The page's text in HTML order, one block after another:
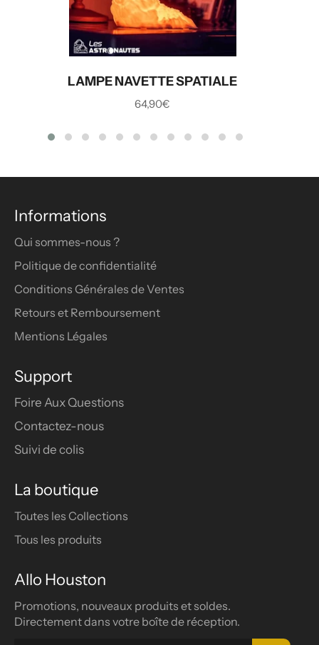
LAMPE NAVETTE SPATIALE
Prix
64,90€
Informations
Qui sommes-nous ?
Politique de confidentialité
Conditions Générales de Ventes
Retours et Remboursement
Mentions Légales
Support
Foire Aux Questions
Contactez-nous
Suivi de colis
La boutique
Toutes les Collections
Tous les produits
Allo Houston
Promotions, nouveaux produits et soldes.
Directement dans votre boîte de réception.